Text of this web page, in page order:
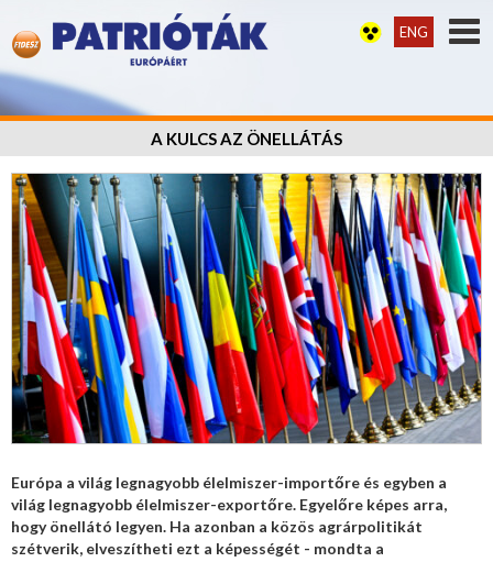
ENG
A KULCS AZ ÖNELLÁTÁS
Európa a világ legnagyobb élelmiszer-importőre és egyben a
világ legnagyobb élelmiszer-exportőre. Egyelőre képes arra,
hogy önellátó legyen. Ha azonban a közös agrárpolitikát
szétverik, elveszítheti ezt a képességét - mondta a